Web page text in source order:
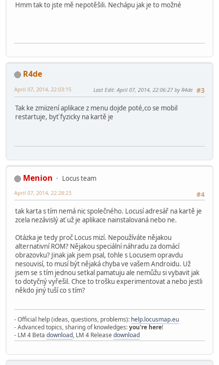
Hmm tak to jste mě nepotěšili. Nechápu jak je to možné
R4de
#3
April 07, 2014, 22:03:15 Last Edit: April 07, 2014, 22:06:27 by R4de
Tak ke zmiizení aplikace z menu dojde poté,co se mobil
restartuje, byť fyzicky na kartě je
Menion
Locus team
#4
April 07, 2014, 22:28:23
tak karta s tím nemá nic společného. Locusí adresář na kartě je
zcela nezávislý ať už je aplikace nainstalovaná nebo ne.
Otázka je tedy proč Locus mizí. Nepoužíváte nějakou
alternativní ROM? Nějakou speciální náhradu za domácí
obrazovku? Jinak jak jsem psal, tohle s Locusem opravdu
nesouvisí, to musí být nějaká chyba ve vašem Androidu. Už
jsem se s tím jednou setkal pamatuju ale nemůžu si vybavit jak
to dotyčný vyřešil. Chce to trošku experimentovat a nebo jestli
někdo jiný tuší co s tím?
- Official help (ideas, questions, problems): help.locusmap.eu
- Advanced topics, sharing of knowledges:you're here!
- LM 4 Beta download, LM 4 Release download